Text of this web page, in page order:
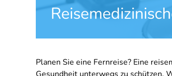
Planen Sie eine Fernreise? Eine